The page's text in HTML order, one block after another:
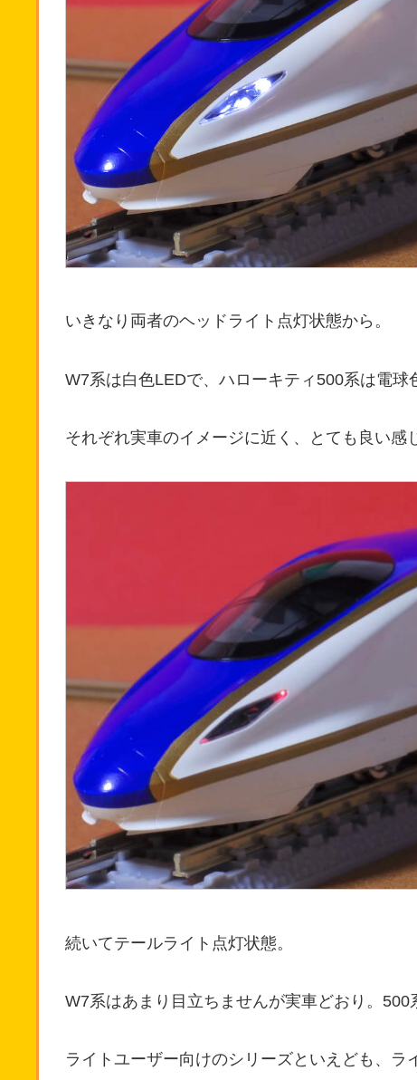
いきなり両者のヘッドライト点灯状態から。
W7系は白色LEDで、ハローキティ500系は電球
それぞれ実車のイメージに近く、とても良い感
続いてテールライト点灯状態。
W7系はあまり目立ちませんが実車どおり。500
ライトユーザー向けのシリーズといえども、